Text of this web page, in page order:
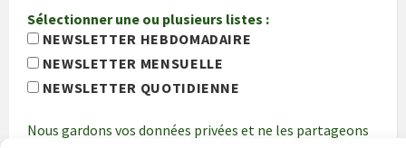
Sélectionner une ou plusieurs listes :
NEWSLETTER HEBDOMADAIRE
NEWSLETTER MENSUELLE
NEWSLETTER QUOTIDIENNE
Nous gardons vos données privées et ne les partageons